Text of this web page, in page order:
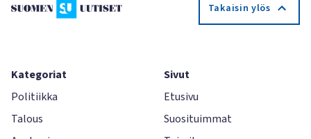
Takaisin ylös
Kategoriat
Politiikka
Talous
Sivut
Etusivu
Suosituimmat